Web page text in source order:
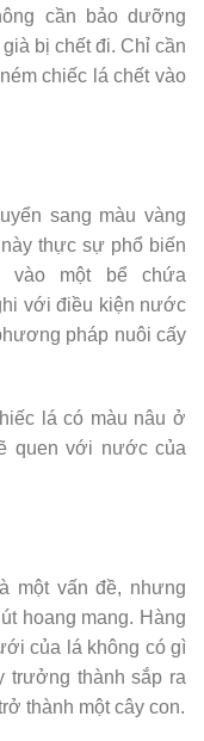
cần bảo dưỡng
bị chết đi. Chỉ cần
chiếc lá chết vào
sang màu vàng
thực sự phổ biến
vào một bể chứa
với điều kiện nước
pháp nuôi cấy
lá có màu nâu ở
quen với nước của
một vấn đề, nhưng
hoang mang. Hàng
của lá không có gì
trưởng thành sắp ra
thành một cây con.